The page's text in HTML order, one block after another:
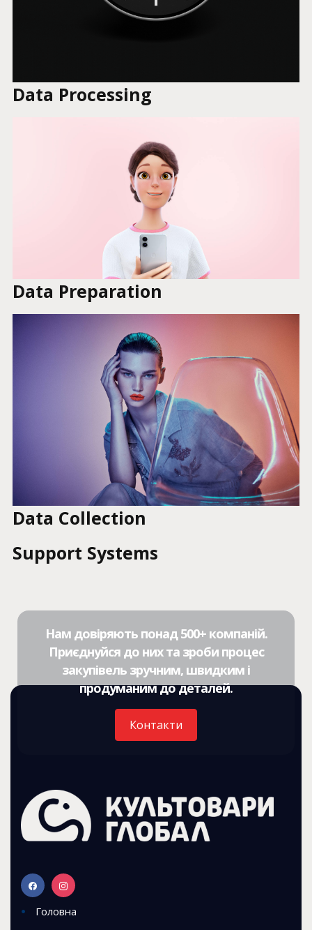
Data Processing
Data Preparation
Data Collection
Support Systems
Нам довіряють понад 500+ компаній.
Приєднуйся до них та зроби процес
закупівель зручним, швидким і
продуманим до деталей.
Контакти
Головна